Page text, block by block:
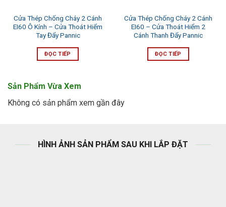
Cửa Thép Chống Cháy 2 Cánh
EI60 Ô Kính – Cửa Thoát Hiểm
Tay Đẩy Pannic
ĐỌC TIẾP
Cửa Thép Chống Cháy 2 Cánh
EI60 – Cửa Thoát Hiểm 2
Cánh Thanh Đẩy Pannic
ĐỌC TIẾP
Sản Phẩm Vừa Xem
Không có sản phẩm xem gần đây
HÌNH ẢNH SẢN PHẨM SAU KHI LẮP ĐẶT